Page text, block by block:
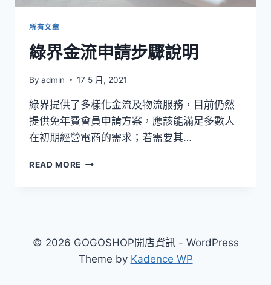
所有文章
綠界金流申請步驟說明
By admin 17 5 月, 2021
綠界提供了多樣化金流及物流服務，目前仍然
提供免年費會員申請方案，應該能滿足多數人
在初期經營電商的需求；若需要其…
READ MORE
步
說
© 2026 GOGOSHOP開店資訊 - WordPress
Theme by Kadence WP